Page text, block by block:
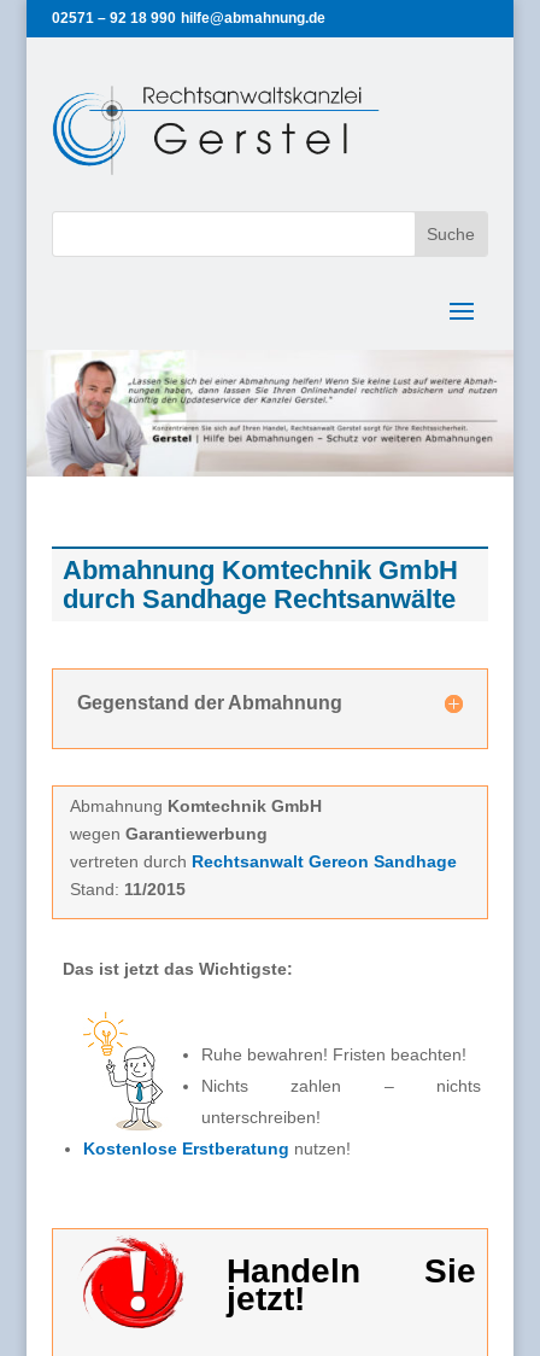
02571 – 92 18 990 hilfe@abmahnung.de
Abmahnung Komtechnik GmbH
durch Sandhage Rechtsanwälte
Gegenstand der Abmahnung
Abmahnung Komtechnik GmbH
wegen Garantiewerbung
vertreten durch Rechtsanwalt Gereon Sandhage
Stand: 11/2015
Das ist jetzt das Wichtigste:
Ruhe bewahren! Fristen beachten!
Nichts zahlen – nichts
unterschreiben!
Kostenlose Erstberatung nutzen!
Handeln Sie
jetzt!